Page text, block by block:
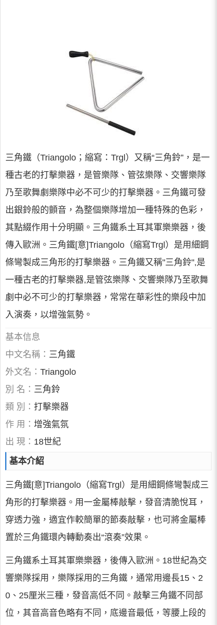
三角鐵（Triangolo；縮寫：Trgl）又稱“三角鈴”，是一
種古老的打擊樂器，是管樂隊、管弦樂隊、交響樂隊
乃至歌舞劇樂隊中必不可少的打擊樂器。三角鐵可發
出銀鈴般的顫音，為整個樂隊增加一種特殊的色彩，
其點綴作用十分明顯。三角鐵系土耳其軍樂樂器，後
傳入歐洲。三角鐵[意]Triangolo（縮寫Trgl）是用細鋼
條彎製成三角形的打擊樂器。三角鐵又稱"三角鈴",是
一種古老的打擊樂器,是管弦樂隊、交響樂隊乃至歌舞
劇中必不可少的打擊樂器，常常在華彩性的樂段中加
入演奏，以增強氣勢。
基本信息
中文名稱： 三角鐵
外文名： Triangolo
別 名： 三角鈴
類 別： 打擊樂器
作 用： 增強氣氛
出 現： 18世紀
基本介紹
三角鐵[意]Triangolo（縮寫Trgl）是用細鋼條彎製成三
角形的打擊樂器。用一金屬棒敲擊，發音清脆悅耳，
穿透力強，適宜作較簡單的節奏敲擊，也可將金屬棒
置於三角鐵環內轉動奏出“滾奏”效果。
三角鐵系土耳其軍樂樂器，後傳入歐洲。18世紀為交
響樂隊採用，樂隊採用的三角鐵，通常用邊長15、2
0、25厘米三種，發音高低不同。敲擊三角鐵不同部
位，其音高音色略有不同，底邊音最低，等腰上段的